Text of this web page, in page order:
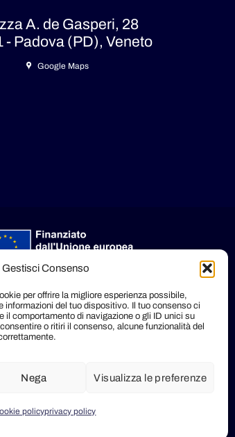
Gestisci Consenso
per offrire la migliore esperienza possibile,
informazioni del tuo dispositivo. Il tuo consenso ci
il comportamento di navigazione o gli ID unici su
o ritiri il consenso, alcune funzionalità del
Nega Visualizza le preferenze
policyprivacy policy
A. de Gasperi, 28
- Padova (PD), Veneto
Google Maps
dell’Unione europea – NextGenerationEU”
(M5C1-Investimento 1.2)
· PEC: